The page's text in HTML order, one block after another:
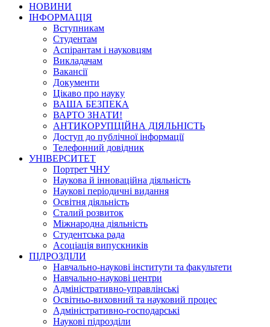
НОВИНИ
ІНФОРМАЦІЯ
Вступникам
Студентам
Аспірантам і науковцям
Викладачам
Вакансії
Документи
Цікаво про науку
ВАША БЕЗПЕКА
ВАРТО ЗНАТИ!
АНТИКОРУПЦІЙНА ДІЯЛЬНІСТЬ
Доступ до публічної інформації
Телефонний довідник
УНІВЕРСИТЕТ
Портрет ЧНУ
Наукова й інноваційна діяльність
Наукові періодичні видання
Освітня діяльність
Сталий розвиток
Міжнародна діяльність
Студентська рада
Асоціація випускників
ПІДРОЗДІЛИ
Навчально-наукові інститути та факультети
Навчально-наукові центри
Адміністративно-управлінські
Освітньо-виховний та науковий процес
Адміністративно-господарські
Наукові підрозділи